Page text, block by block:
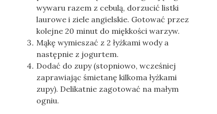
wywaru razem z cebulą, dorzucić listki
laurowe i ziele angielskie. Gotować przez
kolejne 20 minut do miękkości warzyw.
Mąkę wymieszać z 2 łyżkami wody a
następnie z jogurtem.
Dodać do zupy (stopniowo, wcześniej
zaprawiając śmietanę kilkoma łyżkami
zupy). Delikatnie zagotować na małym
ogniu.